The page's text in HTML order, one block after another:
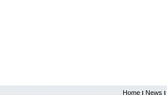
Home | News |